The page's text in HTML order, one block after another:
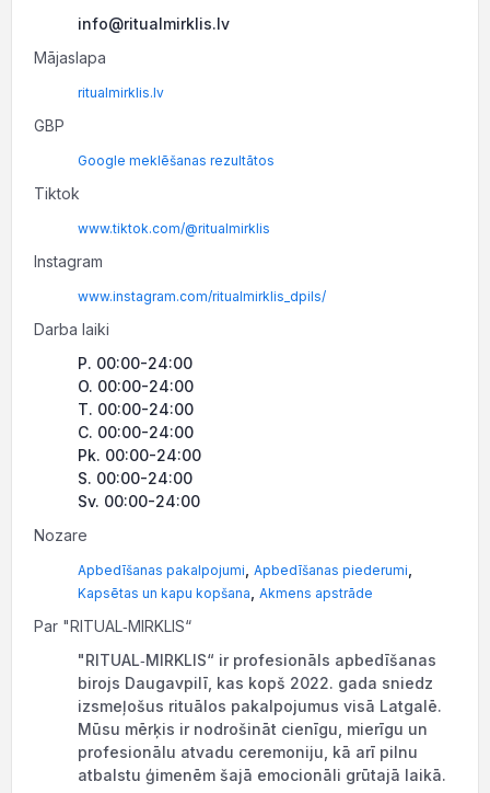
info@ritualmirklis.lv
Mājaslapa
ritualmirklis.lv
GBP
Google meklēšanas rezultātos
Tiktok
www.tiktok.com/@ritualmirklis
Instagram
www.instagram.com/ritualmirklis_dpils/
Darba laiki
P. 00:00-24:00
O. 00:00-24:00
T. 00:00-24:00
C. 00:00-24:00
Pk. 00:00-24:00
S. 00:00-24:00
Sv. 00:00-24:00
Nozare
Apbedīšanas pakalpojumi Apbedīšanas piederumi
Kapsētas un kapu kopšana Akmens apstrāde
Par "RITUAL‑MIRKLIS“
"RITUAL‑MIRKLIS“ ir profesionāls apbedīšanas
birojs Daugavpilī, kas kopš 2022. gada sniedz
izsmeļošus rituālos pakalpojumus visā Latgalē.
Mūsu mērķis ir nodrošināt cienīgu, mierīgu un
profesionālu atvadu ceremoniju, kā arī pilnu
atbalstu ģimenēm šajā emocionāli grūtajā laikā.